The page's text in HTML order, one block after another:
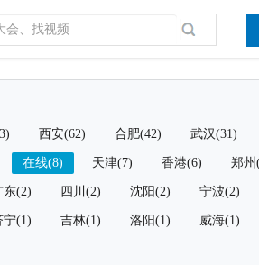
西安(62) 合肥(42) 武汉(31)
在线(8) 天津(7) 香港(6) 郑州
东(2) 四川(2) 沈阳(2) 宁波(2)
宁(1) 吉林(1) 洛阳(1) 威海(1)